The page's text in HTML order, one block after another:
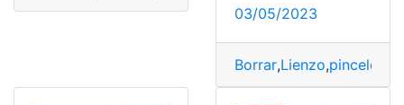
03/05/2023
Borrar,Lienzo,pinceles